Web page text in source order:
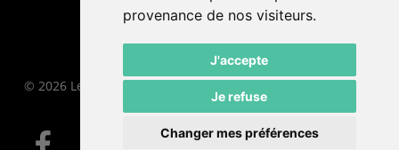
provenance de nos visiteurs.
J'accepte
Je refuse
Changer mes préférences
© 2026 Le Pommier.
facebook email